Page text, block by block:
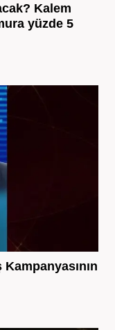
Kalem
yüzde 5